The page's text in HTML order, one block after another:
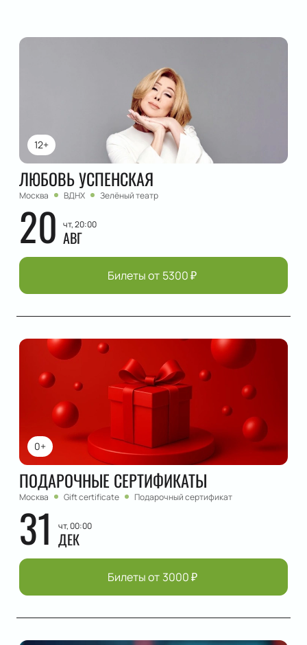
12+
ЛЮБОВЬ УСПЕНСКАЯ
Москва ВДНХ Зелёный театр
20 чт, 20:00
АВГ
Билеты от 5300₽
0+
ПОДАРОЧНЫЕ СЕРТИФИКАТЫ
Москва Gift certificate Подарочный сертификат
31 чт, 00:00
ДЕК
Билеты от 3000₽